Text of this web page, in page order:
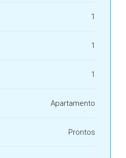
1
1
1
Apartamento
Prontos